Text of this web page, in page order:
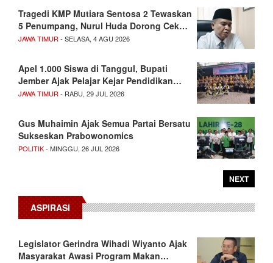
Tragedi KMP Mutiara Sentosa 2 Tewaskan
5 Penumpang, Nurul Huda Dorong Cek…
JAWA TIMUR- SELASA, 4 AGU 2026
Apel 1.000 Siswa di Tanggul, Bupati
Jember Ajak Pelajar Kejar Pendidikan…
JAWA TIMUR- RABU, 29 JUL 2026
Gus Muhaimin Ajak Semua Partai Bersatu
Sukseskan Prabowonomics
POLITIK- MINGGU, 26 JUL 2026
NEXT
ASPIRASI
Legislator Gerindra Wihadi Wiyanto Ajak
Masyarakat Awasi Program Makan…